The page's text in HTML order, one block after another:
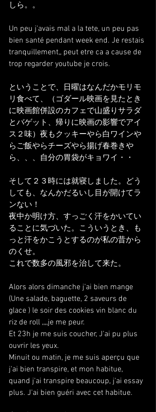
しら。。
Un peu j'avais mal a la tete, un peu pas
bien santé pendant week end. Je restais
tranquillement,, peut etre ca a cause de
trop regarder youtube je crois.
ということで、日曜はなんだかモリモ
リ食べて、（ゴダール映画を見たとき
に映画館併設のカフェで山盛りサラダ
とバゲット、帰りに映画の影響でアイ
ス２味）夜もクッキーやら白ワインや
らご飯やらチーズやら揚げ春巻きや
ら、、、自分の胃袋がキョワイ・・
そして２３時には就寝しました。どう
しても、なんかだるいし目が開けてラ
ンない！
夜中か明け方、すっごく汗をかいてい
ることに気づいた。こういうとき、も
っと汗をかこうとするのが私の昔から
のくせ。
これで数多の風邪を治して来た。
Alors alors dimanche j'ai bien mange
(Une salade, baguette, 2 saveurs de
glace ) le soir des cookies vin blanc du
riz de roll ,,,,je me peur.
Et 23h je me suis coucher, J'ai pu plus
ouvrir les yeux.
Minuit ou matin, je me suis aperçu que
j'ai bien transpire, et mon habitue,
quand j'ai transpire beaucoup, j'ai essay
plus. J'ai bien guéri avec cet habitue.